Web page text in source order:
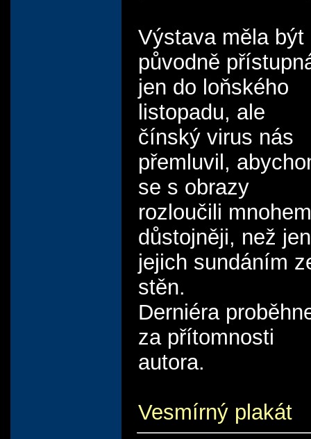
Výstava měla být
původně
jen do loňského
listopadu, ale
čínský virus nás
přemluvil,
se s obrazy
rozloučili mnohem
důstojněji, než jen
jejich sundáním
stěn.
Derniéra
za přítomnosti
autora.
Vesmírný plakát